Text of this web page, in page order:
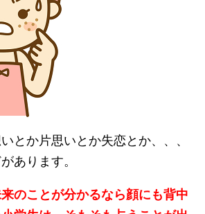
とか片思いとか失恋とか、、、
あります。
のことが分かるなら顔にも背中